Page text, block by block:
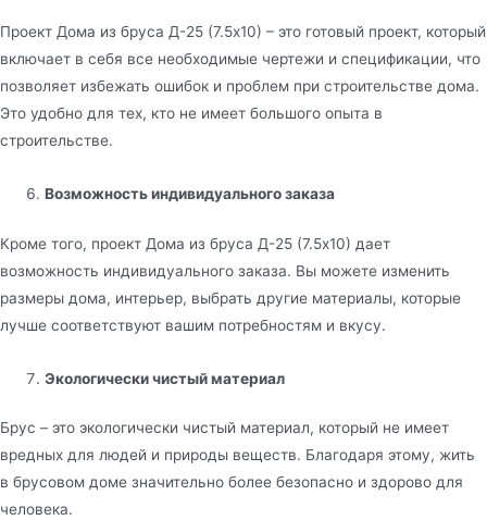
Проект Дома из бруса Д-25 (7.5х10) – это готовый проект, который
включает в себя все необходимые чертежи и спецификации, что
позволяет избежать ошибок и проблем при строительстве дома.
Это удобно для тех, кто не имеет большого опыта в
строительстве.
Возможность индивидуального заказа
Кроме того, проект Дома из бруса Д-25 (7.5х10) дает
возможность индивидуального заказа. Вы можете изменить
размеры дома, интерьер, выбрать другие материалы, которые
лучше соответствуют вашим потребностям и вкусу.
Экологически чистый материал
Брус – это экологически чистый материал, который не имеет
вредных для людей и природы веществ. Благодаря этому, жить
в брусовом доме значительно более безопасно и здорово для
человека.